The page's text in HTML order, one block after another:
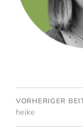
VORHERIGER
heike